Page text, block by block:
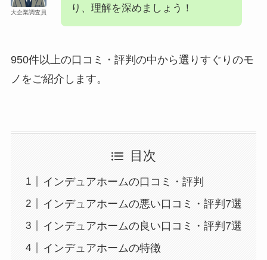
大企業調査員
り、理解を深めましょう！
950件以上の口コミ・評判の中から選りすぐりのモ
ノをご紹介します。
目次
インデュアホームの口コミ・評判
インデュアホームの悪い口コミ・評判7選
インデュアホームの良い口コミ・評判7選
インデュアホームの特徴